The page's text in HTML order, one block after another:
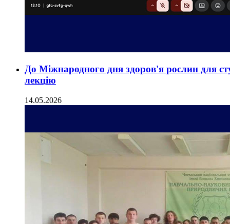
До Міжнародного дня здоров'я рослин для
лекцію
14.05.2026